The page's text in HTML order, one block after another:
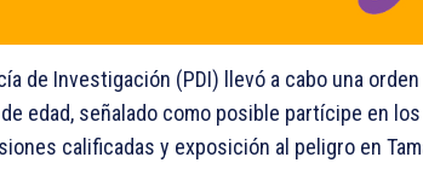
de Investigación (PDI) llevó a cabo una
edad, señalado como posible partícipe en
calificadas y exposición al peligro en